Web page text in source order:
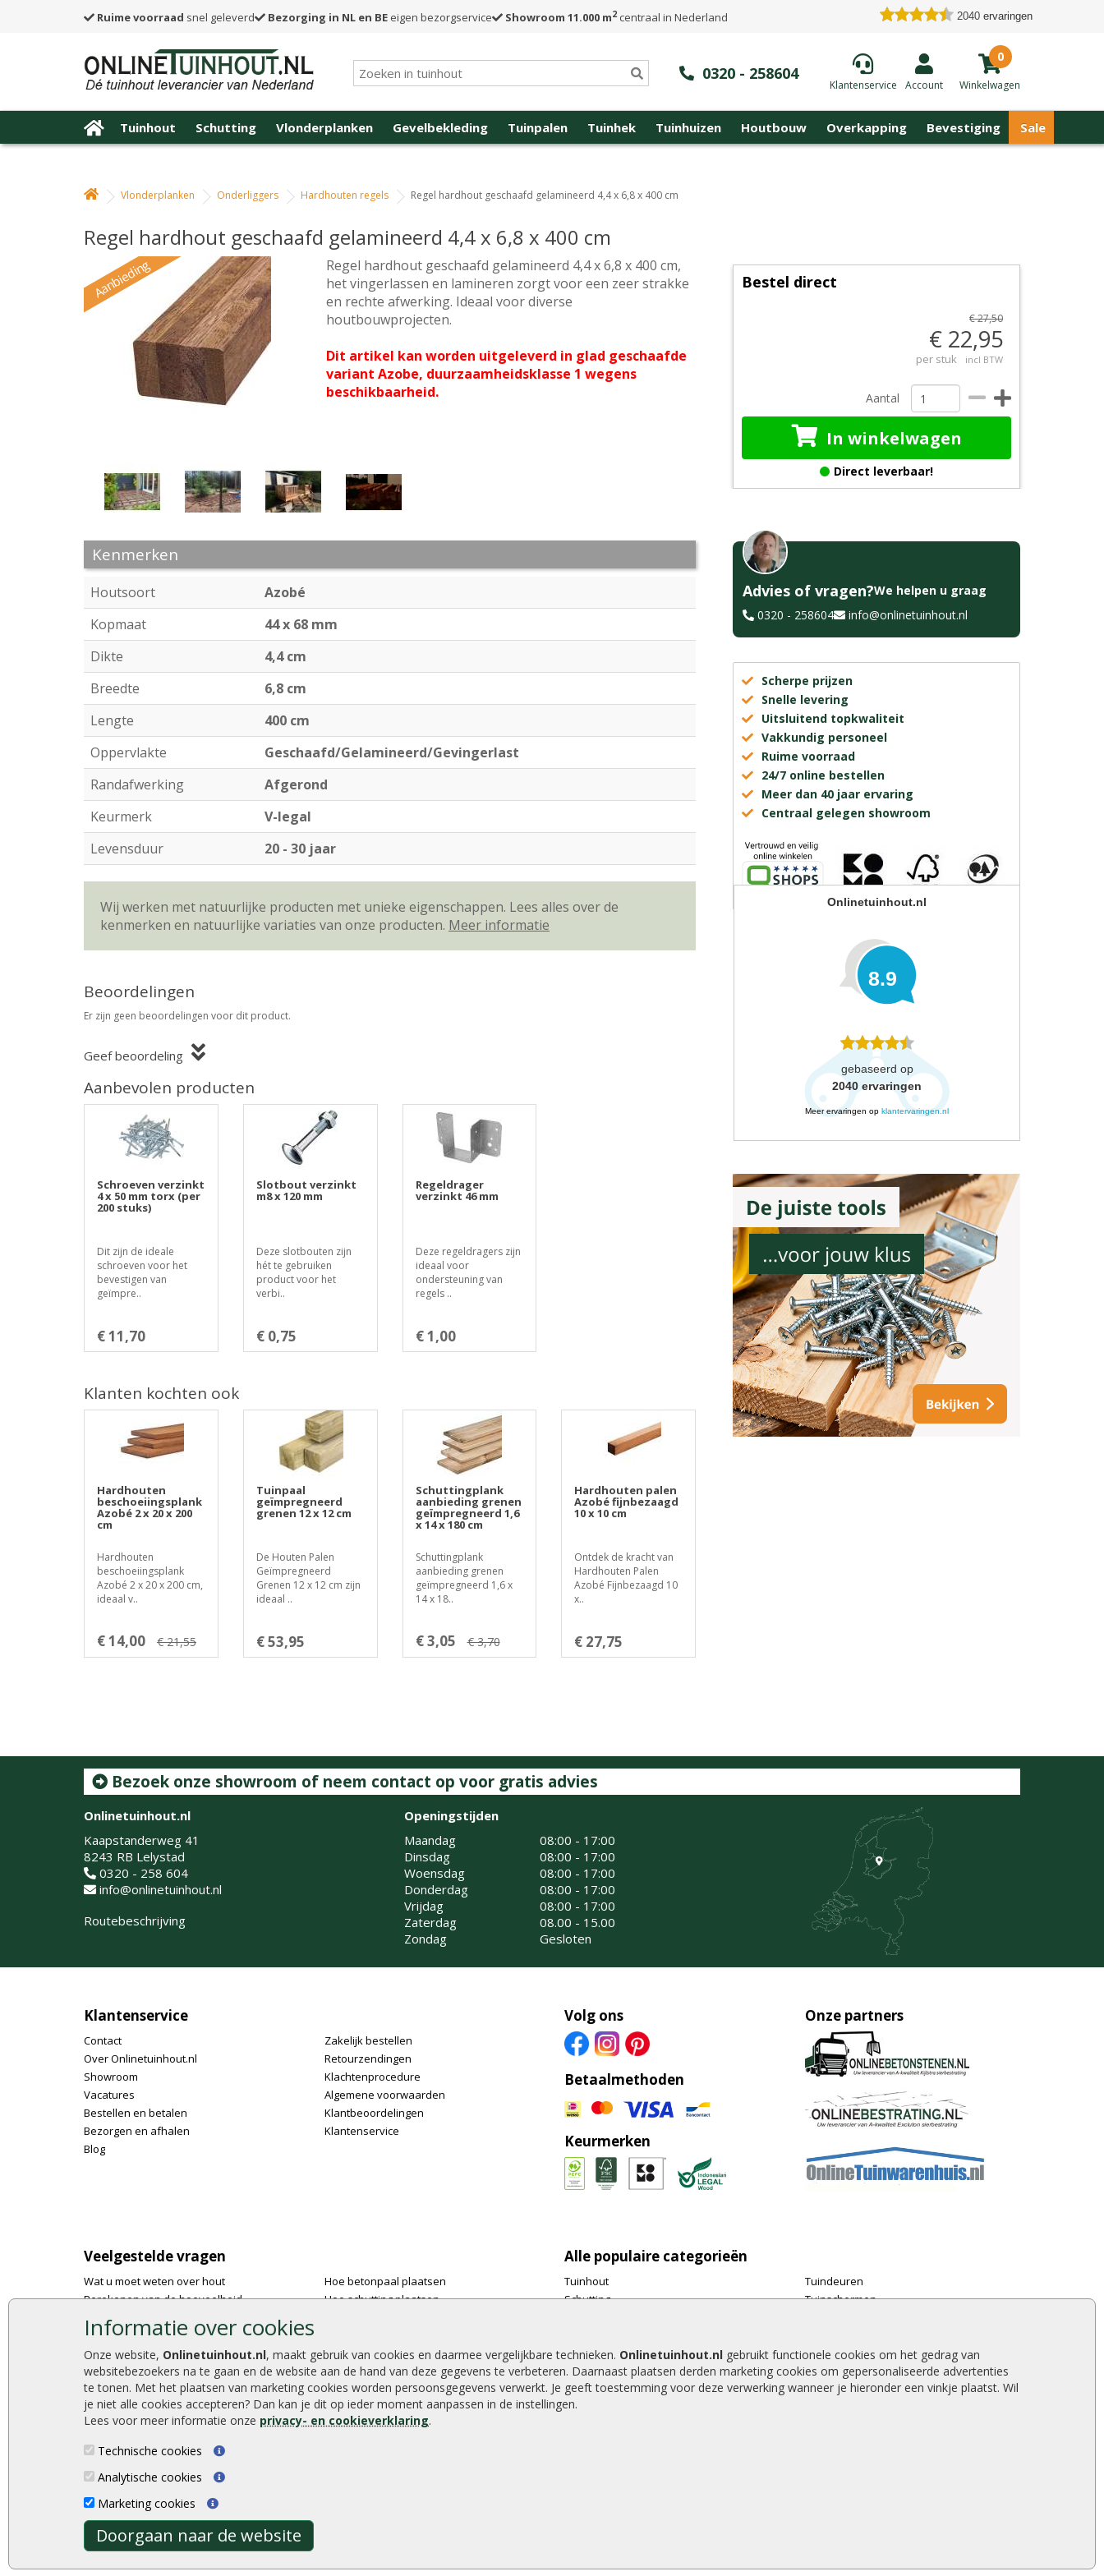
Informatie over cookies
Onze website, Onlinetuinhout.nl, maakt gebruik van cookies en daarmee vergelijkbare technieken. Onlinetuinhout.nl gebruikt functionele cookies om het gedrag van
websitebezoekers na te gaan en de website aan de hand van deze gegevens te verbeteren. Daarnaast plaatsen derden marketing cookies om gepersonaliseerde advertenties
te tonen. Met het plaatsen van marketing cookies worden persoonsgegevens verwerkt. Je geeft toestemming voor deze verwerking wanneer je hieronder een vinkje plaatst. Wil
je niet alle cookies accepteren? Dan kan je dit op ieder moment aanpassen in de instellingen.
Lees voor meer informatie onze privacy- en cookieverklaring.
Technische cookies
Analytische cookies
Marketing cookies
Doorgaan naar de website
Ruime voorraad snel geleverd Bezorging in NL en BE eigen bezorgservice Showroom 11.000 m2centraal in Nederland 2040 ervaringen
0320 - 258604
Klantenservice Account
0
Winkelwagen
Tuinhout Schutting Vlonderplanken Gevelbekleding Tuinpalen Tuinhek Tuinhuizen Houtbouw Overkapping Bevestiging Sale
Vlonderplanken Onderliggers Hardhouten regels Regel hardhout geschaafd gelamineerd 4,4 x 6,8 x 400 cm
Regel hardhout geschaafd gelamineerd 4,4 x 6,8 x 400 cm
Aanbieding
Regel hardhout geschaafd gelamineerd 4,4 x 6,8 x 400 cm,
het vingerlassen en lamineren zorgt voor een zeer strakke
en rechte afwerking. Ideaal voor diverse
houtbouwprojecten.
Dit artikel kan worden uitgeleverd in glad geschaafde
variant Azobe, duurzaamheidsklasse 1 wegens
beschikbaarheid.
Kenmerken
Houtsoort
Azobé
Kopmaat
44 x 68 mm
Dikte
4,4 cm
Breedte
6,8 cm
Lengte
400 cm
Oppervlakte
Geschaafd/Gelamineerd/Gevingerlast
Randafwerking
Afgerond
Keurmerk
V-legal
Levensduur
20 - 30 jaar
Wij werken met natuurlijke producten met unieke eigenschappen. Lees alles over de
kenmerken en natuurlijke variaties van onze producten. Meer informatie
Beoordelingen
Er zijn geen beoordelingen voor dit product.
Geef beoordeling
Aanbevolen producten
Schroeven verzinkt
4 x 50 mm torx (per
200 stuks)
Dit zijn de ideale
schroeven voor het
bevestigen van
geïmpre..
€ 11,70
Slotbout verzinkt
m8 x 120 mm
Deze slotbouten zijn
hét te gebruiken
product voor het
verbi..
€ 0,75
Regeldrager
verzinkt 46 mm
Deze regeldragers zijn
ideaal voor
ondersteuning van
regels ..
€ 1,00
Klanten kochten ook
Hardhouten
beschoeiingsplank
Azobé 2 x 20 x 200
cm
Hardhouten
beschoeiingsplank
Azobé 2 x 20 x 200 cm,
ideaal v..
€ 14,00 € 21,55
Tuinpaal
geïmpregneerd
grenen 12 x 12 cm
De Houten Palen
Geïmpregneerd
Grenen 12 x 12 cm zijn
ideaal ..
€ 53,95
Schuttingplank
aanbieding grenen
geïmpregneerd 1,6
x 14 x 180 cm
Schuttingplank
aanbieding grenen
geïmpregneerd 1,6 x
14 x 18..
€ 3,05 € 3,70
Hardhouten palen
Azobé fijnbezaagd
10 x 10 cm
Ontdek de kracht van
Hardhouten Palen
Azobé Fijnbezaagd 10
x..
€ 27,75
Bestel direct
€ 27,50
€ 22,95
per stuk incl BTW
Aantal
In winkelwagen
Direct leverbaar!
Advies of vragen?We helpen u graag
0320 - 258604
info@onlinetuinhout.nl
Scherpe prijzen
Snelle levering
Uitsluitend topkwaliteit
Vakkundig personeel
Ruime voorraad
24/7 online bestellen
Meer dan 40 jaar ervaring
Centraal gelegen showroom
Onlinetuinhout.nl
8.9
gebaseerd op
2040 ervaringen
Meer ervaringen op klantervaringen.nl
Bezoek onze showroom of neem contact op voor gratis advies
Onlinetuinhout.nl
Kaapstanderweg 41
8243 RB Lelystad
0320 - 258 604
info@onlinetuinhout.nl
Routebeschrijving
Openingstijden
Maandag
08:00 - 17:00
Dinsdag
08:00 - 17:00
Woensdag
08:00 - 17:00
Donderdag
08:00 - 17:00
Vrijdag
08:00 - 17:00
Zaterdag
08.00 - 15.00
Zondag
Gesloten
Klantenservice
Contact
Over Onlinetuinhout.nl
Showroom
Vacatures
Bestellen en betalen
Bezorgen en afhalen
Blog
Zakelijk bestellen
Retourzendingen
Klachtenprocedure
Algemene voorwaarden
Klantbeoordelingen
Klantenservice
Volg ons
Betaalmethoden
Keurmerken
Onze partners
Veelgestelde vragen
Wat u moet weten over hout
Berekenen van de hoeveelheid
Foto's en voorbeelden
Montage
Gekeurd hout
De fundering van een vlonder leggen
Hoe zelf een houten overkapping maken
Hoe zelf een vlonder leggen
Hoe betonpaal plaatsen
Hoe schutting plaatsen
Stijlvolle houtsoorten voor in de tuin
Duurzame tuin
Welke palen voor een schapenhek
Alle populaire categorieën
Tuinhout
Schutting
Tuinhekken
Tuinhuizen
Blokhutten
Overkappingen
Tuindeuren
Tuinschermen
Douglas hout
Rabatdelen
Aanbiedingen
Onlinetuinhout.nl ©2026
Algemene Voorwaarden|Privacy Policy|Cookies